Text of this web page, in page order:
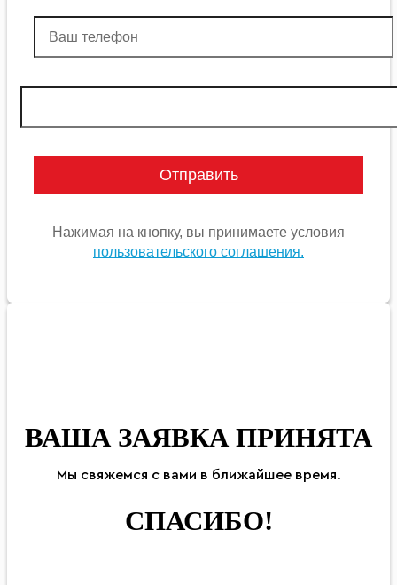
Нажимая на кнопку, вы принимаете условия
пользовательского соглашения.
ВАША ЗАЯВКА ПРИНЯТА
Мы свяжемся с вами в ближайшее время.
СПАСИБО!